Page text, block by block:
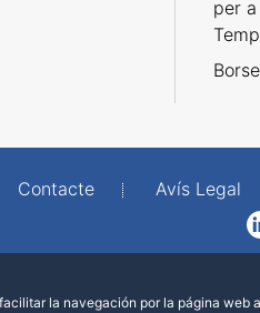
per
Contacte Avís Legal
Facebook
la navegación por la página web